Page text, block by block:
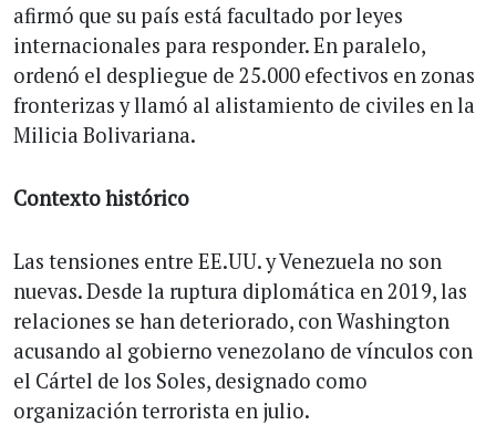
afirmó que su país está facultado por leyes
internacionales para responder. En paralelo,
ordenó el despliegue de 25.000 efectivos en zonas
fronterizas y llamó al alistamiento de civiles en la
Milicia Bolivariana.
Contexto histórico
Las tensiones entre EE.UU. y Venezuela no son
nuevas. Desde la ruptura diplomática en 2019, las
relaciones se han deteriorado, con Washington
acusando al gobierno venezolano de vínculos con
el Cártel de los Soles, designado como
organización terrorista en julio.